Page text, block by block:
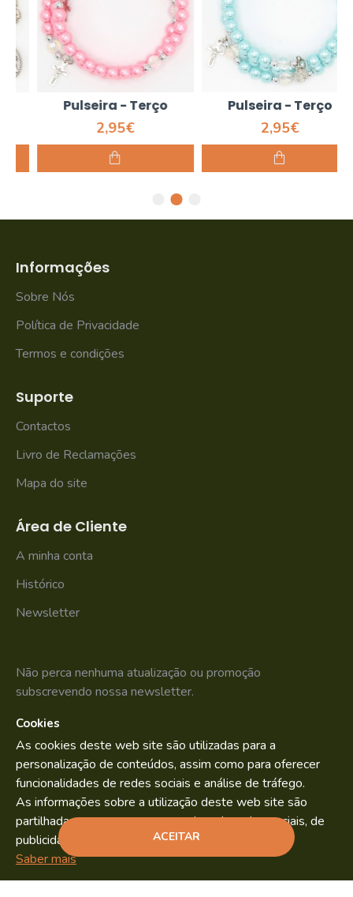
ADICIONAR
Pulseira - Terço
2,95€
Pulseira - Terço
2,95€
Informações
Sobre Nós
Política de Privacidade
Termos e condições
Suporte
Contactos
Livro de Reclamações
Mapa do site
Área de Cliente
A minha conta
Histórico
Newsletter
Não perca nenhuma atualização ou promoção
subscrevendo nossa newsletter.
Li e aceito osPolítica de Privacidade
Copyright © 2022. ByBild.pt
ACEITAR
Cookies
As cookies deste web site são utilizadas para a
personalização de conteúdos, assim como para oferecer
funcionalidades de redes sociais e análise de tráfego.
As informações sobre a utilização deste web site são
partilhadas com os nossos parceiros de redes sociais, de
publicidade e análise.
Saber mais